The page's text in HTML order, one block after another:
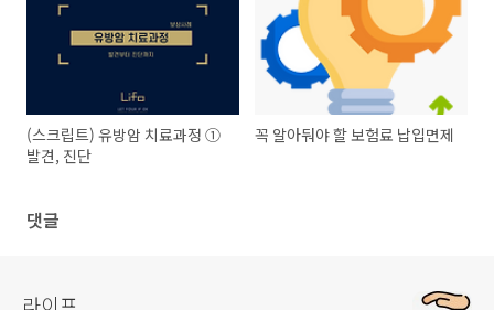
(스크립트) 유방암 치료과정 ①
발견, 진단
꼭 알아둬야 할 보험료 납입면제
댓글